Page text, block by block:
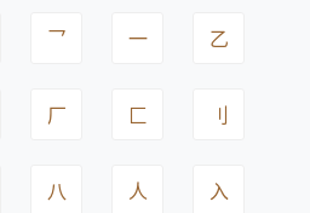
乛 一 乙
厂 匚 刂
八 人 入